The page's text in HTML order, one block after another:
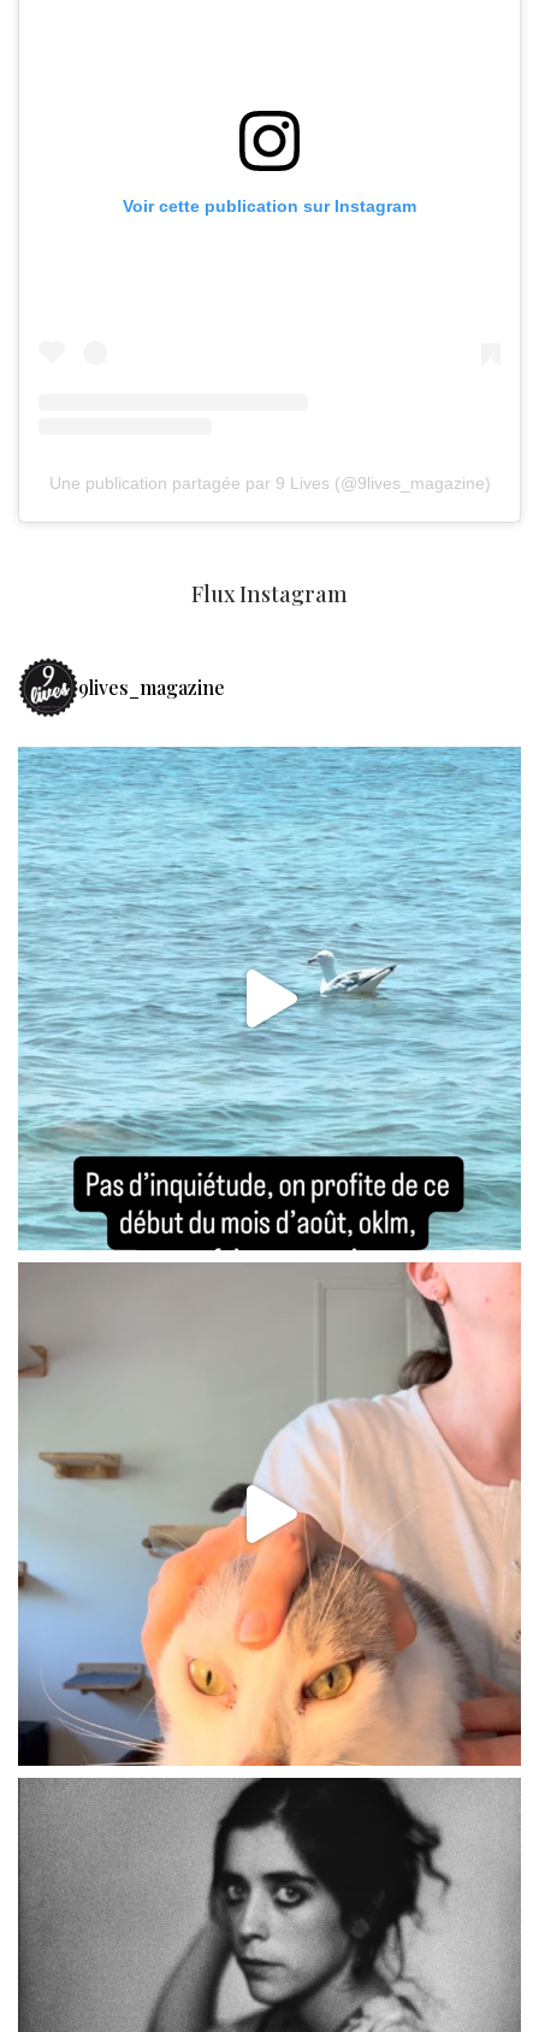
Voir cette publication sur Instagram
Une publication partagée par 9 Lives (@9lives_magazine)
Flux Instagram
9lives_magazine